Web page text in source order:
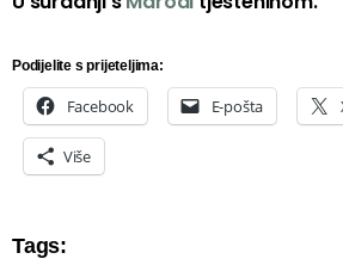
Podijelite s prijeteljima:
Facebook E-pošta
Više
Tags: